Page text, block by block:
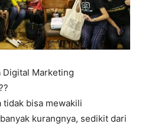
Digital Marketing
tidak bisa mewakili
kurangnya, sedikit dari